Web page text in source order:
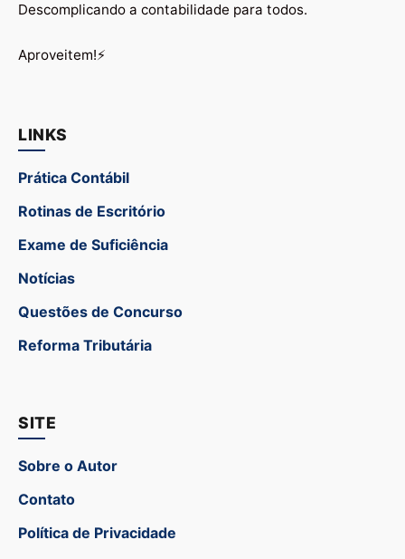
Descomplicando a contabilidade para todos.
Aproveitem!⚡
LINKS
Prática Contábil
Rotinas de Escritório
Exame de Suficiência
Notícias
Questões de Concurso
Reforma Tributária
SITE
Sobre o Autor
Contato
Política de Privacidade